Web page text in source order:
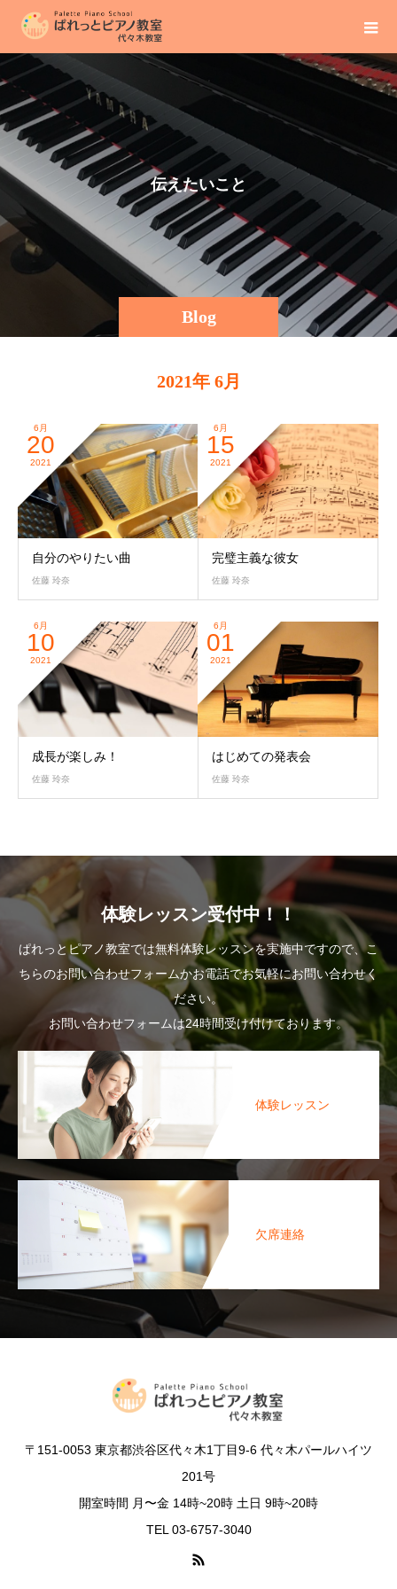
Blog
伝えたいこ と
その ま
2021年 6月
6月
20
2021
自分のやりたい曲
佐藤 玲奈
6月
15
2021
完璧主義な彼女
佐藤 玲奈
6月
10
2021
成長が楽しみ！
佐藤 玲奈
6月
01
2021
はじめての発表会
佐藤 玲奈
体験レッスン受付中！！
ぱれっとピアノ教室では無料体験レッスンを実施中ですので、こ
ちらのお問い合わせフォームかお電話でお気軽にお問い合わせく
ださい。
お問い合わせフォームは24時間受け付けております。
体験レッスン
欠席連絡
〒151-0053 東京都渋谷区代々木1丁目9-6 代々木パールハイツ
201号
開室時間 月〜金 14時~20時 土日 9時~20時
TEL 03-6757-3040